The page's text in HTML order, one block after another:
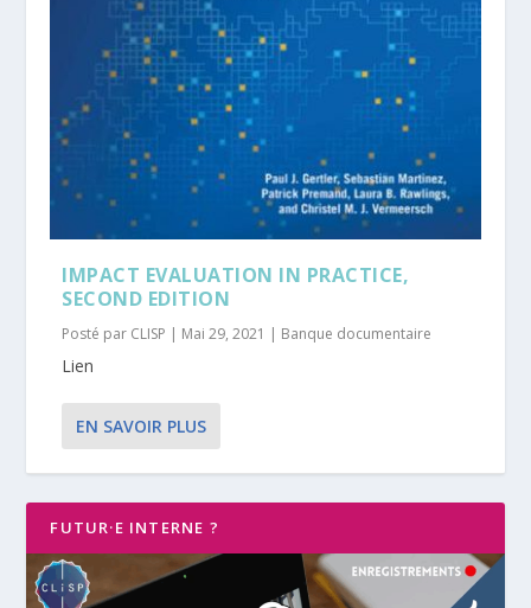
IMPACT EVALUATION IN PRACTICE,
SECOND EDITION
Posté par CLISP | Mai 29, 2021 | Banque documentaire
Lien
EN SAVOIR PLUS
FUTUR·E INTERNE ?